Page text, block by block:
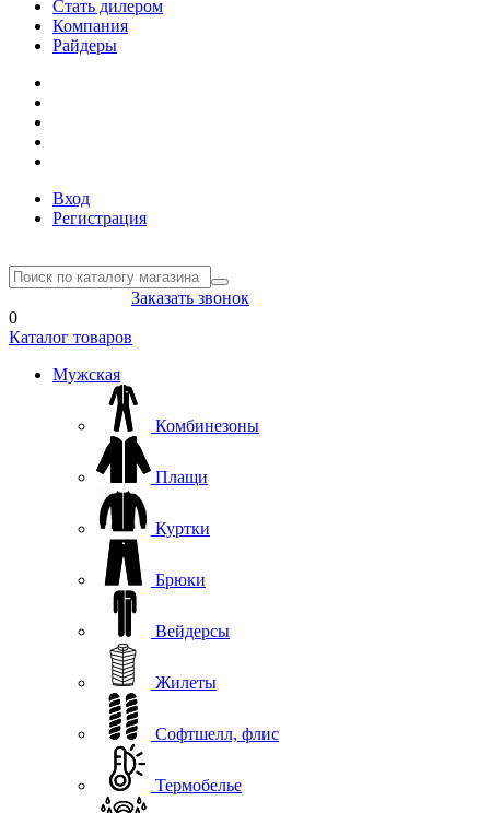
Стать дилером
Компания
Райдеры
Вход
Регистрация
Заказать звонок
0
Каталог товаров
Мужская
Комбинезоны
Плащи
Куртки
Брюки
Вейдерсы
Жилеты
Софтшелл, флис
Термобелье